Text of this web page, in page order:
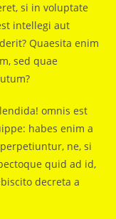
si in voluptate
intellegi aut
Quaesita enim
sed quae
omnis est
habes enim a
ne, si
quid ad id,
decreta a